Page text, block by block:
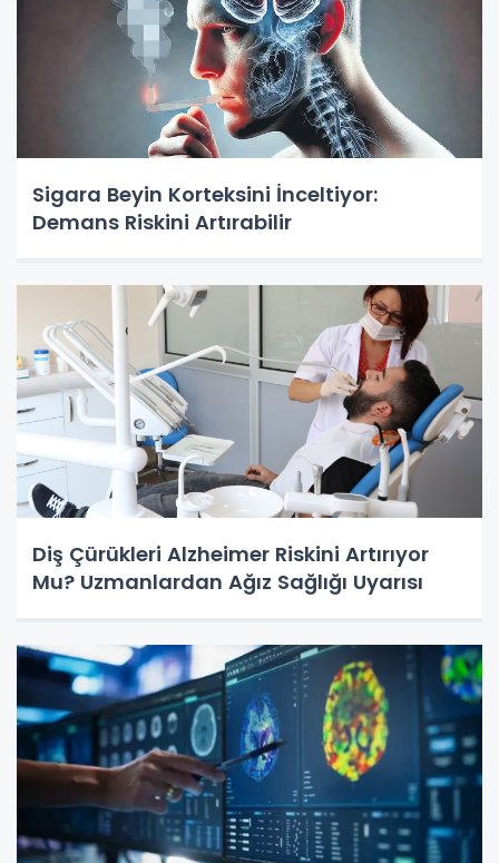
Sigara Beyin Korteksini İnceltiyor:
Demans Riskini Artırabilir
Diş Çürükleri Alzheimer Riskini Artırıyor
Mu? Uzmanlardan Ağız Sağlığı Uyarısı